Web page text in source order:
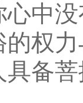
中
权
备